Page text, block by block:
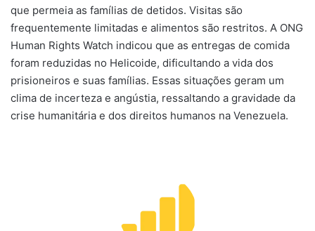
que permeia as famílias de detidos. Visitas são
frequentemente limitadas e alimentos são restritos. A ONG
Human Rights Watch indicou que as entregas de comida
foram reduzidas no Helicoide, dificultando a vida dos
prisioneiros e suas famílias. Essas situações geram um
clima de incerteza e angústia, ressaltando a gravidade da
crise humanitária e dos direitos humanos na Venezuela.